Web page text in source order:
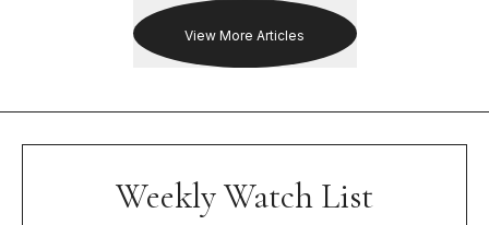
View More Articles
Weekly Watch List